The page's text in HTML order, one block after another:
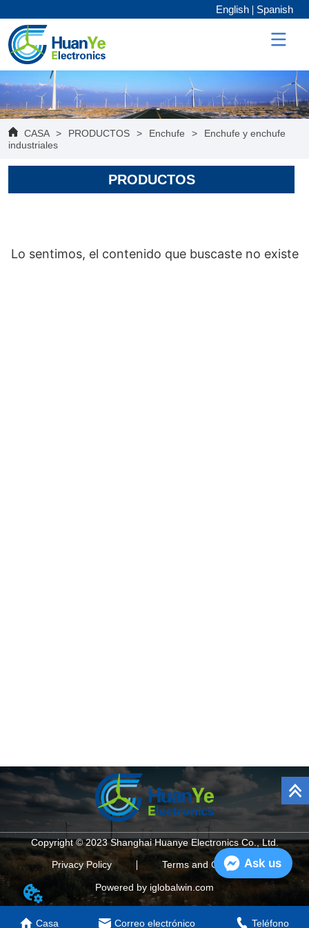
English Spanish
CASA > PRODUCTOS > Enchufe >
Enchufe y enchufe
industriales
PRODUCTOS
Lo sentimos, el contenido que buscaste no existe
Casa Correo electrónico Teléfono
Copyright © 2023 Shanghai Huanye Electronics Co., Ltd.
Privacy Policy
Terms and Conditions
Powered by iglobalwin.com
Ask us